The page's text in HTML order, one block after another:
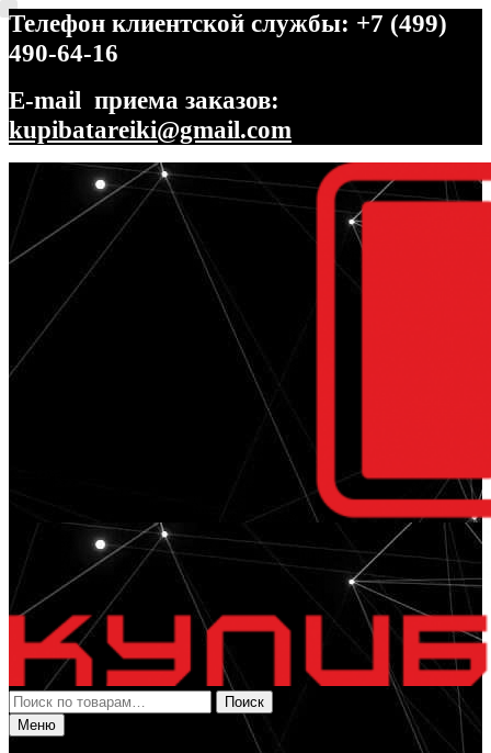
Телефон клиентской службы: +7 (499)
490-64-16
E-mail приема заказов:
kupibatareiki@gmail.com
Перейти
навигации
Перейти
содержимому
Искать:
Поиск
Меню